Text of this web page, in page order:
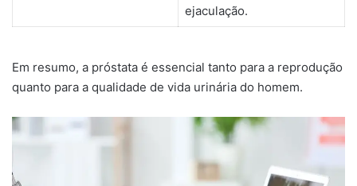
ejaculação.
Em resumo, a próstata é essencial tanto para a reprodução
quanto para a qualidade de vida urinária do homem.